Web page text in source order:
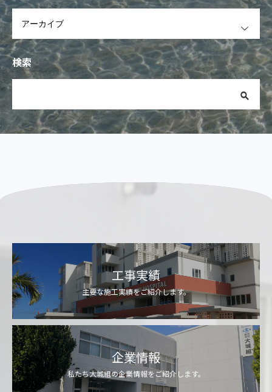
検索
工事実績
主要な施工実績をご紹介します。
企業情報
私たち大城組の企業情報をご紹介します。